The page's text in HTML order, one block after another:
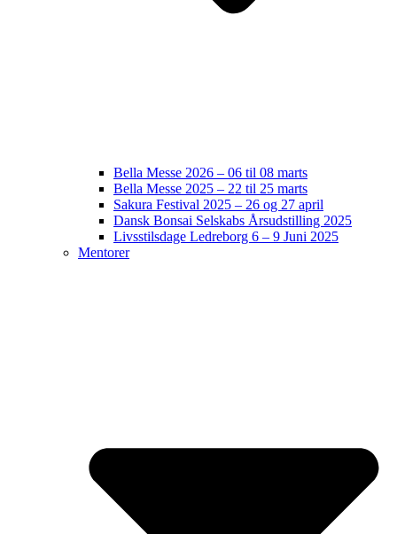
Bella Messe 2026 – 06 til 08 marts
Bella Messe 2025 – 22 til 25 marts
Sakura Festival 2025 – 26 og 27 april
Dansk Bonsai Selskabs Årsudstilling 2025
Livsstilsdage Ledreborg 6 – 9 Juni 2025
Mentorer